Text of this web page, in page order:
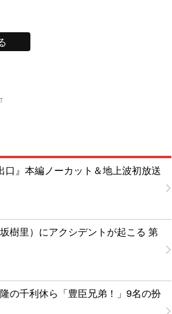
』本編ノーカット＆地上波初放送
樹里）にアクシデントが起こる 第
の千利休ら「豊臣兄弟！」9名の扮